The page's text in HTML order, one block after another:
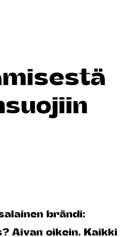
brändi:
Aivan oikein. Kaikki